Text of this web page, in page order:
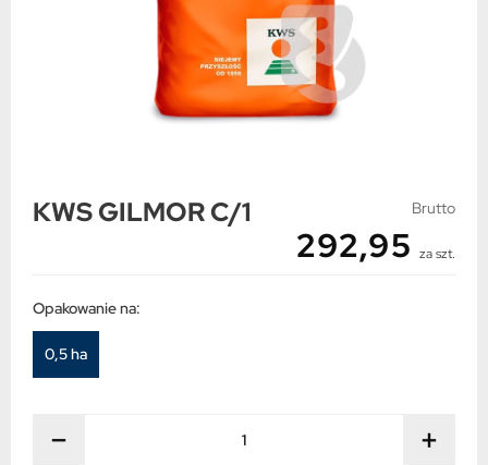
KWS GILMOR C/1 Brutto
292,95 za szt.
Opakowanie na:
0,5 ha
− +